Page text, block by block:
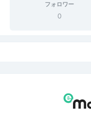
フォロワー
0